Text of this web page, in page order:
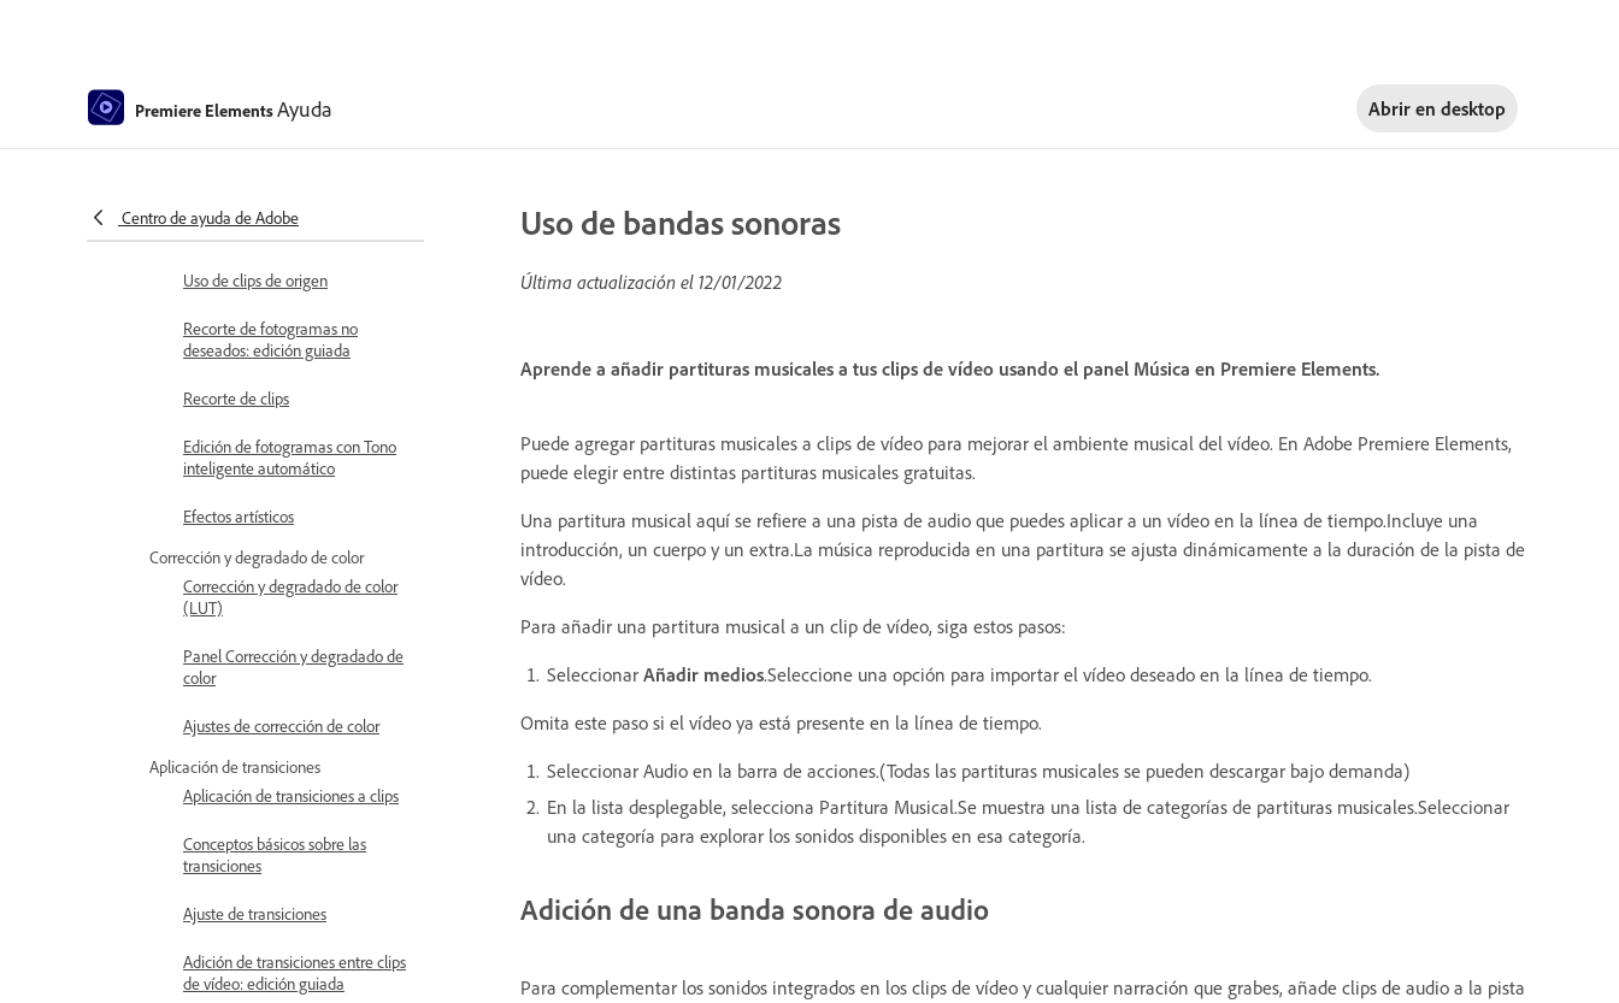
Premiere ElementsAyuda Abrir en desktop
Centro de ayuda de Adobe
Sustitución de material de archivo
Uso de clips de origen
Recorte de fotogramas no
deseados: edición guiada
Recorte de clips
Edición de fotogramas con Tono
inteligente automático
Efectos artísticos
Corrección y degradado de color
Corrección y degradado de color
(LUT)
Panel Corrección y degradado de
color
Ajustes de corrección de color
Aplicación de transiciones
Aplicación de transiciones a clips
Conceptos básicos sobre las
transiciones
Ajuste de transiciones
Adición de transiciones entre clips
de vídeo: edición guiada
Uso de bandas sonoras
Última actualización el 12/01/2022
Aprende a añadir partituras musicales a tus clips de vídeo usando el panel Música en Premiere Elements.
Puede agregar partituras musicales a clips de vídeo para mejorar el ambiente musical del vídeo. En Adobe Premiere Elements,
puede elegir entre distintas partituras musicales gratuitas.
Una partitura musical aquí se refiere a una pista de audio que puedes aplicar a un vídeo en la línea de tiempo.Incluye una
introducción, un cuerpo y un extra.La música reproducida en una partitura se ajusta dinámicamente a la duración de la pista de
vídeo.
Para añadir una partitura musical a un clip de vídeo, siga estos pasos:
Seleccionar Añadir medios.Seleccione una opción para importar el vídeo deseado en la línea de tiempo.
Omita este paso si el vídeo ya está presente en la línea de tiempo.
Seleccionar Audio en la barra de acciones.(Todas las partituras musicales se pueden descargar bajo demanda)
En la lista desplegable, selecciona Partitura Musical.Se muestra una lista de categorías de partituras musicales.Seleccionar
una categoría para explorar los sonidos disponibles en esa categoría.
Adición de una banda sonora de audio
Para complementar los sonidos integrados en los clips de vídeo y cualquier narración que grabes, añade clips de audio a la pista